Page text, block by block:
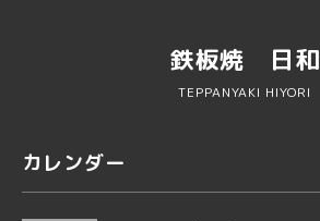
鉄板焼 日和
TEPPANYAKI HIYORI
カレンダー